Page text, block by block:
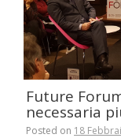
Future
necessaria
Posted on 18